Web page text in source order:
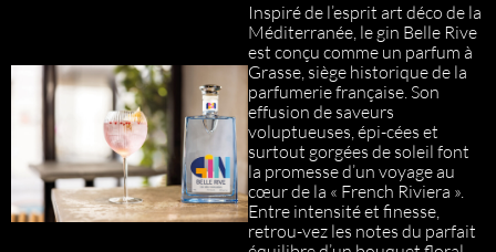
Inspiré de l’esprit art déco de la
Méditerranée, le gin Belle Rive
est conçu comme un parfum à
Grasse, siège historique de la
parfumerie française. Son
effusion de saveurs
voluptueuses, épi-cées et
surtout gorgées de soleil font
la promesse d’un voyage au
cœur de la « French Riviera ».
Entre intensité et finesse,
retrou-vez les notes du parfait